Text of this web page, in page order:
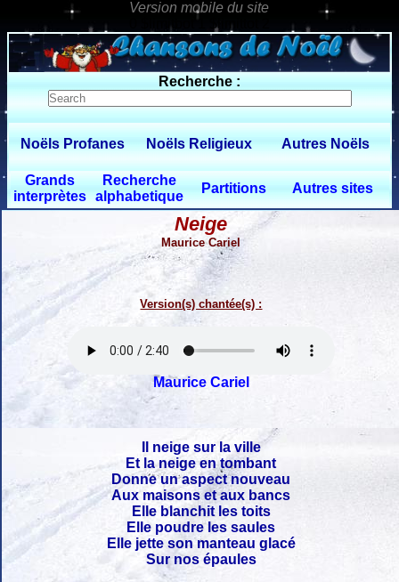
0 $limitbot 1 $limittot 2
Recherche :
Noëls Profanes Noëls Religieux Autres Noëls
Grands
interprètes
Recherche
alphabetique
Partitions Autres sites
Neige
Maurice Cariel
Version(s) chantée(s) :
Maurice Cariel
Il neige sur la ville
Et la neige en tombant
Donne un aspect nouveau
Aux maisons et aux bancs
Elle blanchit les toits
Elle poudre les saules
Elle jette son manteau glacé
Sur nos épaules